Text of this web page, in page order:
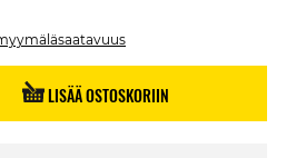
LISÄÄ OSTOSKORIIN